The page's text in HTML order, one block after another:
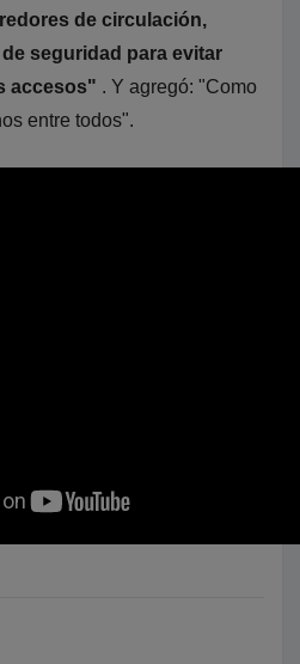
de circulación,
seguridad para evitar
accesos" . Y agregó: "Como
entre todos".